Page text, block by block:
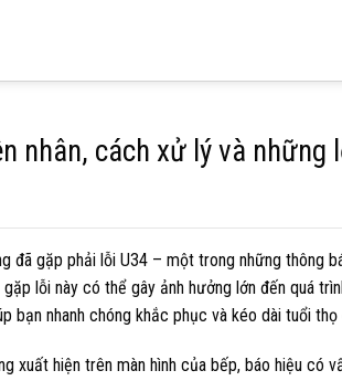
nhân, cách xử lý và
đã gặp phải lỗi U34 – một trong những thông
lỗi này có thể gây ảnh hưởng lớn đến quá
bạn nhanh chóng khắc phục và kéo dài tuổi
xuất hiện trên màn hình của bếp, báo hiệu có